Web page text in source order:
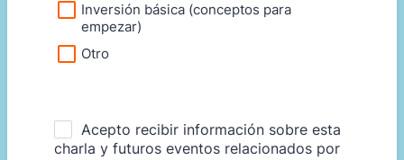
Inversión básica (conceptos para
empezar)
Otro